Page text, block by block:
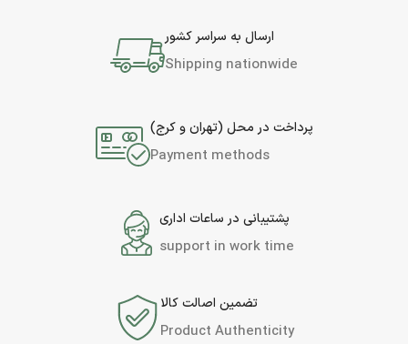
ارسال به سراسر کشور
Shipping nationwide
پرداخت در محل (تهران و کرج)
Payment methods
پشتیبانی در ساعات اداری
support in work time
تضمین اصالت کالا
Product Authenticity